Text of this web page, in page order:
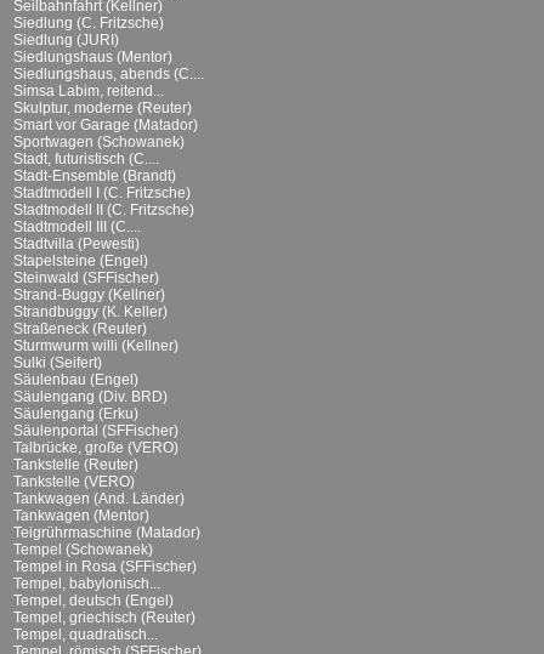
Seilbahnfahrt (Kellner)
Siedlung (C. Fritzsche)
Siedlung (JURI)
Siedlungshaus (Mentor)
Siedlungshaus, abends (C....
Simsa Labim, reitend...
Skulptur, moderne (Reuter)
Smart vor Garage (Matador)
Sportwagen (Schowanek)
Stadt, futuristisch (C....
Stadt-Ensemble (Brandt)
Stadtmodell I (C. Fritzsche)
Stadtmodell II (C. Fritzsche)
Stadtmodell III (C....
Stadtvilla (Pewesti)
Stapelsteine (Engel)
Steinwald (SFFischer)
Strand-Buggy (Kellner)
Strandbuggy (K. Keller)
Straßeneck (Reuter)
Sturmwurm willi (Kellner)
Sulki (Seifert)
Säulenbau (Engel)
Säulengang (Div. BRD)
Säulengang (Erku)
Säulenportal (SFFischer)
Talbrücke, große (VERO)
Tankstelle (Reuter)
Tankstelle (VERO)
Tankwagen (And. Länder)
Tankwagen (Mentor)
Teigrührmaschine (Matador)
Tempel (Schowanek)
Tempel in Rosa (SFFischer)
Tempel, babylonisch...
Tempel, deutsch (Engel)
Tempel, griechisch (Reuter)
Tempel, quadratisch...